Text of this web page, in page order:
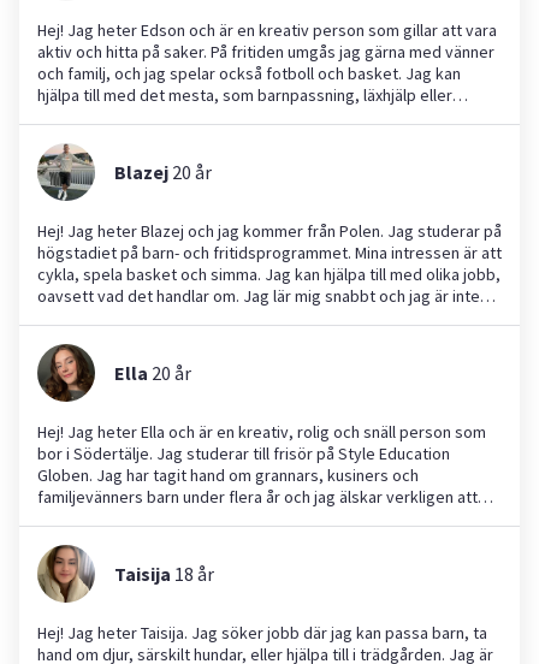
Hej! Jag heter Edson och är en kreativ person som gillar att vara
aktiv och hitta på saker. På fritiden umgås jag gärna med vänner
och familj, och jag spelar också fotboll och basket. Jag kan
hjälpa till med det mesta, som barnpassning, läxhjälp eller
tar ansvar. Om du söker någon som är pålitlig och engagerad
kan du anlita mig!
Blazej 20 år
Hej! Jag heter Blazej och jag kommer från Polen. Jag studerar på
högstadiet på barn- och fritidsprogrammet. Mina intressen är att
cykla, spela basket och simma. Jag kan hjälpa till med olika jobb,
oavsett vad det handlar om. Jag lär mig snabbt och jag är inte
Ella 20 år
Hej! Jag heter Ella och är en kreativ, rolig och snäll person som
bor i Södertälje. Jag studerar till frisör på Style Education
Globen. Jag har tagit hand om grannars, kusiners och
familjevänners barn under flera år och jag älskar verkligen att
givande. Jag ser fram emot möjligheten att hjälpa er med
barnpassning och att skapa trygga och glada stunder för era
barn. Hör gärna av er om ni vill veta mer om mig!
Taisija 18 år
Hej! Jag heter Taisija. Jag söker jobb där jag kan passa barn, ta
hand om djur, särskilt hundar, eller hjälpa till i trädgården. Jag är